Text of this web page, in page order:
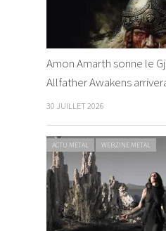
Amon Amarth sonne le
Allfather Awakens
30 JUILLET 2026
ACTU METAL WEBZINE METAL